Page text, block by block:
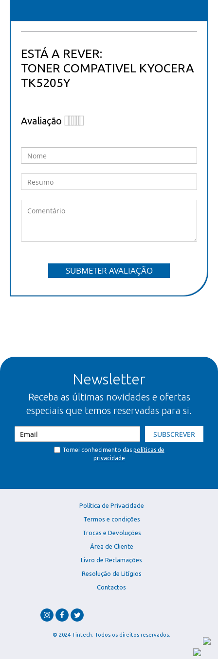
ESTÁ A REVER:
TONER COMPATIVEL KYOCERA
TK5205Y
Avaliação
SUBMETER AVALIAÇÃO
Newsletter
Receba as últimas novidades e ofertas
especiais que temos reservadas para si.
SUBSCREVER
Tomei conhecimento das políticas de
privacidade
Política de Privacidade
Termos e condições
Trocas e Devoluções
Área de Cliente
Livro de Reclamações
Resolução de Litígios
Contactos
© 2024 Tintech. Todos os direitos reservados.